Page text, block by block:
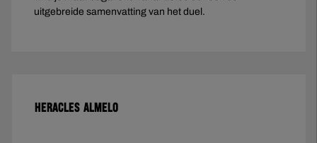
uitgebreide samenvatting van het duel.
HERACLES ALMELO